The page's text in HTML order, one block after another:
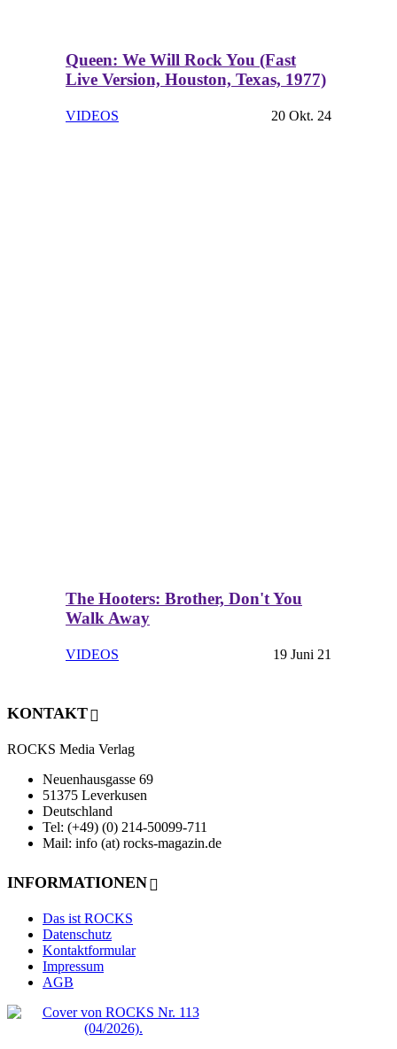
Queen: We Will Rock You (Fast
Live Version, Houston, Texas, 1977)
VIDEOS 20 Okt. 24
The Hooters: Brother, Don't You
Walk Away
VIDEOS 19 Juni 21
KONTAKT
ROCKS Media Verlag
Neuenhausgasse 69
51375 Leverkusen
Deutschland
Tel: (+49) (0) 214-50099-711
Mail: info (at) rocks-magazin.de
INFORMATIONEN
Das ist ROCKS
Datenschutz
Kontaktformular
Impressum
AGB